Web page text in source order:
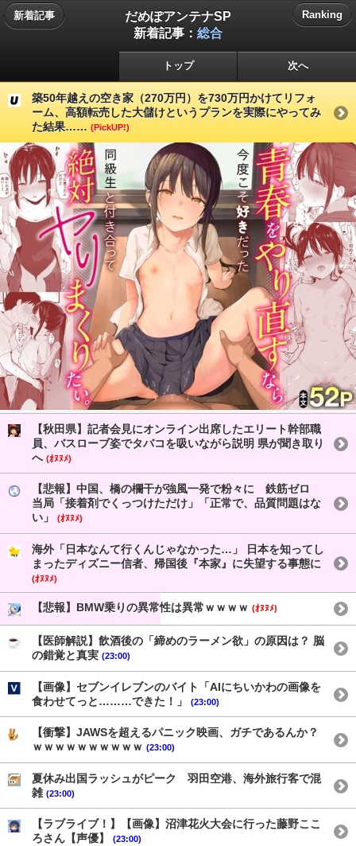
新着記事
だめぽアンテナSP
新着記事： 総合
Ranking
トップ 次へ
築50年越えの空き家（270万円）を730万円かけてリフォ
ーム、高額転売した大儲けというプランを実際にやってみ
た結果…… (PickUP!)
【秋田県】記者会見にオンライン出席したエリート幹部職
員、バスローブ姿でタバコを吸いながら説明 県が聞き取り
へ (ｵﾇﾇﾒ)
【悲報】中国、橋の欄干が強風一発で粉々に 鉄筋ゼロ
当局「接着剤でくっつけただけ」「正常で、品質問題はな
い」
(ｵﾇﾇﾒ)
海外「日本なんて行くんじゃなかった…」 日本を知ってし
まったディズニー信者、帰国後『本家』に失望する事態に
(ｵﾇﾇﾒ)
【悲報】BMW乗りの異常性は異常ｗｗｗｗ (ｵﾇﾇﾒ)
【医師解説】飲酒後の「締めのラーメン欲」の原因は？ 脳
の錯覚と真実 (23:00)
【画像】セブンイレブンのバイト「AIにちいかわの画像を
食わせてっと………できた！」
(23:00)
【衝撃】JAWSを超えるパニック映画、ガチであるんか？
ｗｗｗｗｗｗｗｗｗｗ (23:00)
夏休み出国ラッシュがピーク 羽田空港、海外旅行客で混
雑 (23:00)
【ラブライブ！】【画像】沼津花火大会に行った藤野ここ
ろさん【声優】
(23:00)